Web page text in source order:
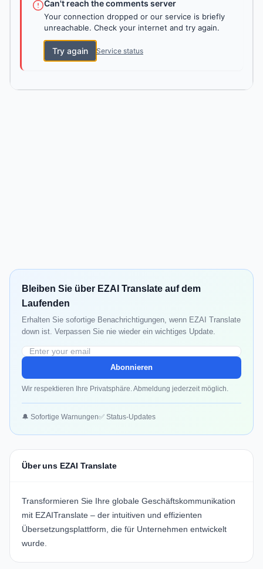
Can't reach the comments server
Your connection dropped or our service is briefly
unreachable. Check your internet and try again.
Try again Service status
Bleiben Sie über EZAI Translate auf dem
Laufenden
Erhalten Sie sofortige Benachrichtigungen, wenn EZAI Translate
down ist. Verpassen Sie nie wieder ein wichtiges Update.
Abonnieren
Wir respektieren Ihre Privatsphäre. Abmeldung jederzeit möglich.
🔔 Sofortige Warnungen✅ Status-Updates
Über uns EZAI Translate
Transformieren Sie Ihre globale Geschäftskommunikation
mit EZAITranslate – der intuitiven und effizienten
Übersetzungsplattform, die für Unternehmen entwickelt
wurde.